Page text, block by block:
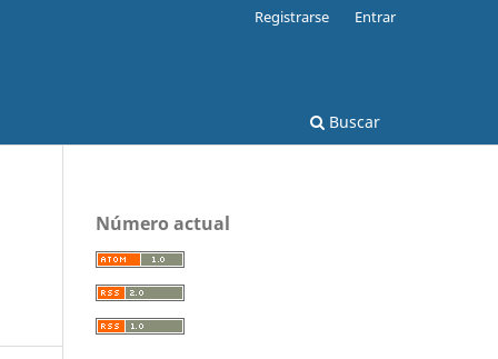
Buscar
Registrarse Entrar
Número actual